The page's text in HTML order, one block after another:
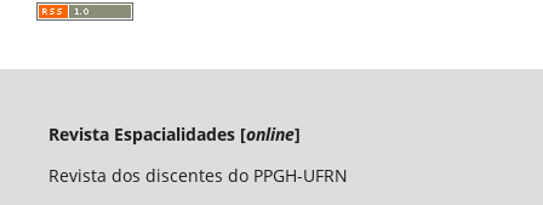
Revista Espacialidades [online]
Revista dos discentes do PPGH-UFRN